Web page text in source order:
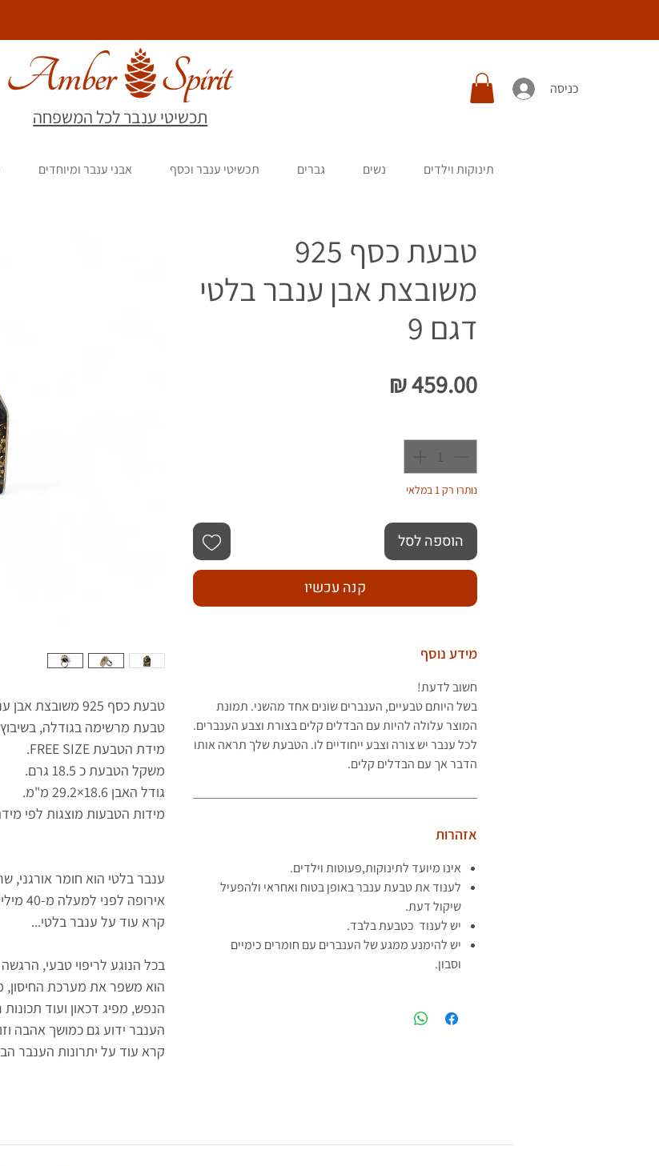
תכשיטי ענבר לכל המשפחה
כניסה
תינוקות וילדים נשים גברים תכשיטי ענבר וכסף אבני ענבר ומיוחדים
טבעת כסף 925 משובצת אבן ענבר בלטי בצבע ירוק- צהבהב דגם 9.
טבעת מרשימה בגודלה,
מידת הטבעת FREE SIZE.
משקל הטבעת כ 18.5 גרם.
גודל האבן 18.6×29.2 מ"מ.
מידות הטבעות מוצגות לפי
ענבר בלטי הוא חומר אורגני,
אירופה לפני למעלה מ-40 מיליון שנים.
קרא עוד על ענבר בלטי...
בכל הנוגע לריפוי טבעי,
הוא משפר את מערכת
הנפש, מפיג דכאון ועוד תכונות
הענבר ידוע גם כמושך אהבה
קרא עוד על יתרונות הענבר
טבעת כסף 925
משובצת אבן ענבר בלטי
דגם 9
נותרו רק 1 במלאי
הוספה לסל
קנה עכשיו
מידע נוסף
חשוב לדעת!
בשל היותם טבעיים, הענברים שונים אחד מהשני. תמונת
המוצר עלולה להיות עם הבדלים קלים בצורת וצבע הענברים.
לכל ענבר יש צורה וצבע ייחודיים לו. הטבעת שלך תראה אותו
הדבר אך עם הבדלים קלים.
אזהרות
אינו מיועד לתינוקות,פעוטות וילדים.
לענוד את טבעת ענבר באופן בטוח ואחראי ולהפעיל
שיקול דעת.
יש לענוד כטבעת בלבד.
יש להימנע ממגע של הענברים עם חומרים כימיים
וסבון.